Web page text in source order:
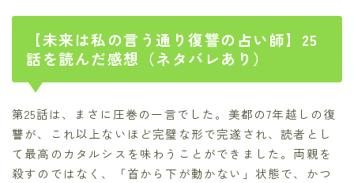
【未来は私の言う通り復讐の占い師】25
話を読んだ感想（ネタバレあり）
第25話は、まさに圧巻の一言でした。美都の7年越しの復
讐が、これ以上ないほど完璧な形で完遂され、読者とし
て最高のカタルシスを味わうことができました。両親を
殺すのではなく、「首から下が動かない」状態で、かつ